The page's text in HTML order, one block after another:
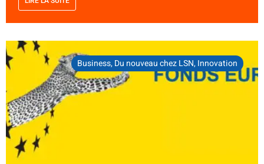
Business,Du nouveau chez LSN,Innovation